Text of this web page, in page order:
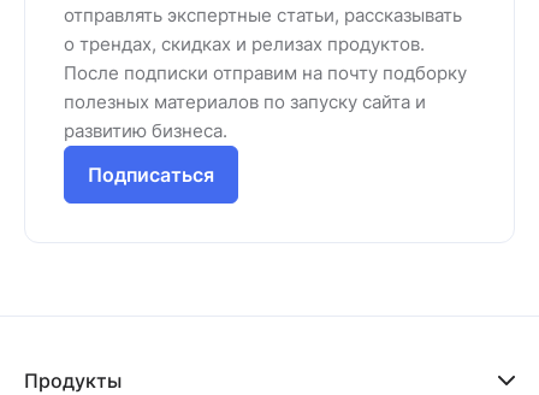
отправлять экспертные статьи, рассказывать
о трендах, скидках и релизах продуктов.
После подписки отправим на почту подборку
полезных материалов по запуску сайта и
развитию бизнеса.
Подписаться
Продукты